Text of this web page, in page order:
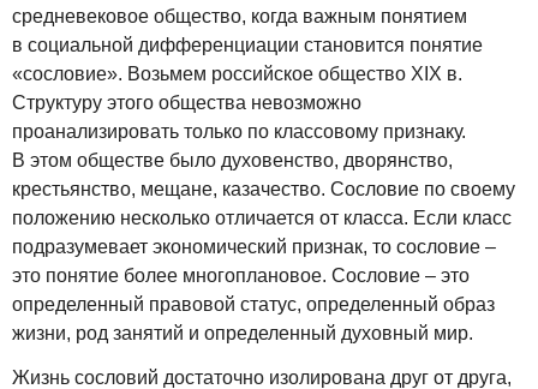
средневековое общество, когда важным понятием
в социальной дифференциации становится понятие
«сословие». Возьмем российское общество XIX в.
Структуру этого общества невозможно
проанализировать только по классовому признаку.
В этом обществе было духовенство, дворянство,
крестьянство, мещане, казачество. Сословие по своему
положению несколько отличается от класса. Если класс
подразумевает экономический признак, то сословие –
это понятие более многоплановое. Сословие – это
определенный правовой статус, определенный образ
жизни, род занятий и определенный духовный мир.
Жизнь сословий достаточно изолирована друг от друга,